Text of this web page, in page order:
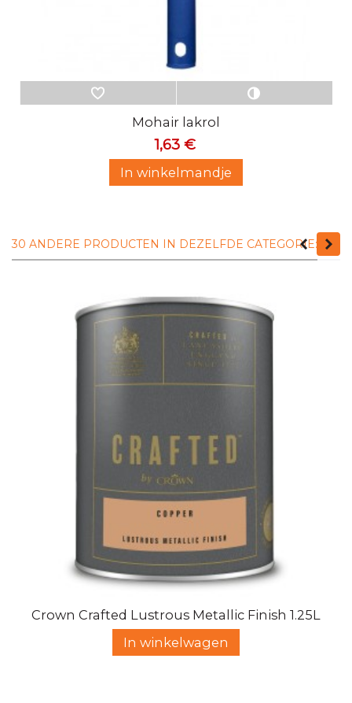
Mohair lakrol
1,63 €
In winkelmandje
30 ANDERE PRODUCTEN IN DEZELFDE CATEGORIE:
Crown Crafted Lustrous Metallic Finish 1.25L
In winkelwagen